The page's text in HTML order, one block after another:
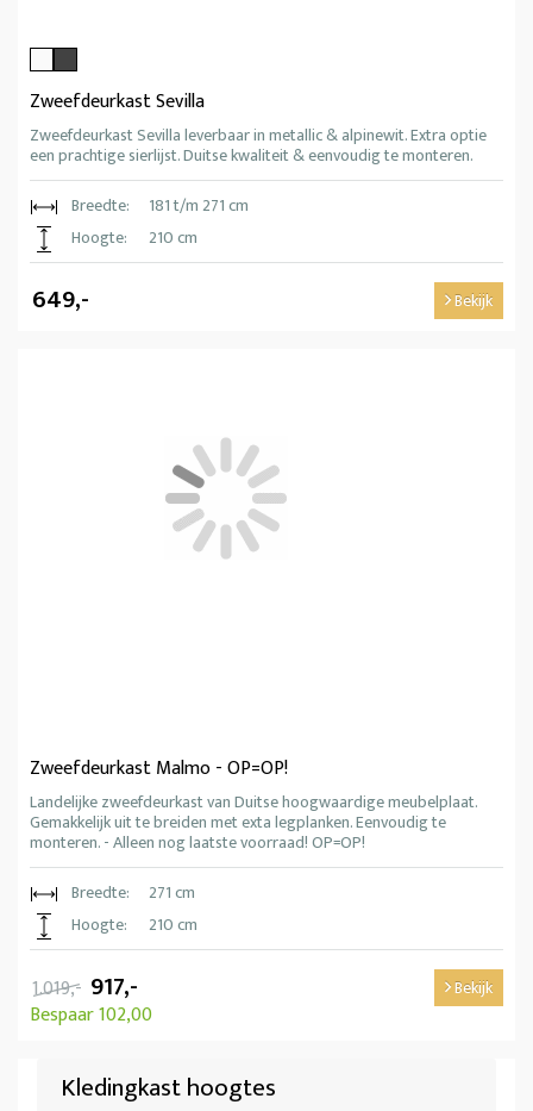
Zweefdeurkast Sevilla
Zweefdeurkast Sevilla leverbaar in metallic & alpinewit. Extra optie
een prachtige sierlijst. Duitse kwaliteit & eenvoudig te monteren.
Breedte:
181 t/m 271 cm
Hoogte:
210 cm
649,- Bekijk
Zweefdeurkast Malmo - OP=OP!
Landelijke zweefdeurkast van Duitse hoogwaardige meubelplaat.
Gemakkelijk uit te breiden met exta legplanken. Eenvoudig te
monteren. - Alleen nog laatste voorraad! OP=OP!
Breedte:
271 cm
Hoogte:
210 cm
1.019,- 917,-
Bespaar 102,00
Bekijk
Kledingkast hoogtes